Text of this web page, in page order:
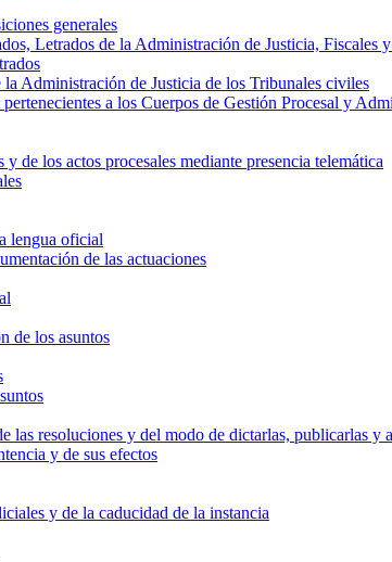
generales
Letrados de la Administración de Justicia,
Administración de Justicia de los Tribunales civiles
a los Cuerpos de Gestión Procesal y
de los actos procesales mediante presencia telemática
lengua oficial
de las actuaciones
de los asuntos
las resoluciones y del modo de dictarlas, publicarlas y
y de sus efectos
y de la caducidad de la instancia